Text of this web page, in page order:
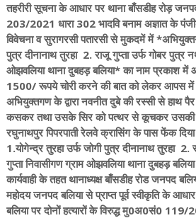
तहरीरी सूचना के आधार पर थाना बाँसडीह रोड़
203/2021 धारा 302 भादवि बनाम अज्ञात के
विवेचना व सुरागरसी पतारसी से मुकदमें में
पुत्र दीनानाथ तुरहा 2. राजू गुप्ता उर्फ गोबर पुत्र
ओझवलिया थाना दुबहड़ बलिया* का नाम प्रकाश में
1500/ रूपये चोरी करने की बात को लेकर आपस में
अभियुक्तगण के द्वारा नवनीत दुबे की रस्सी से हाथ
कसकर तथा उसके सिर को पत्थर से कूचकर उसकी
रघुनाथपुर पिपरपाती रेलवे क्रासिंग के पास फेंक
1.योगेन्द्र तुरहा उर्फ जोगी पुत्र दीनानाथ तुरहा 2.
गुप्ता निवासीगण ग्राम ओझवलिया थाना दुबहड़
कार्यवाही के तहत थानाध्यक्ष बाँसडीह रोड जनपद
महोदय जनपद बलिया से प्राप्त पूर्व स्वीकृति के
बलिया पर दोनों हत्यारों के विरुद्ध मु0अ0सं0